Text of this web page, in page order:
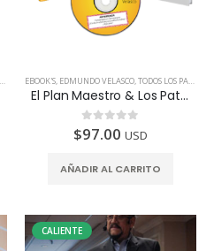
EBOOK'S, EDMUNDO VELASCO,TODOS LOS PAÍSES
El Plan Maestro & Los Patrones Del Amor
0de 5
$97.00 USD
AÑADIR AL CARRITO
CALIENTE